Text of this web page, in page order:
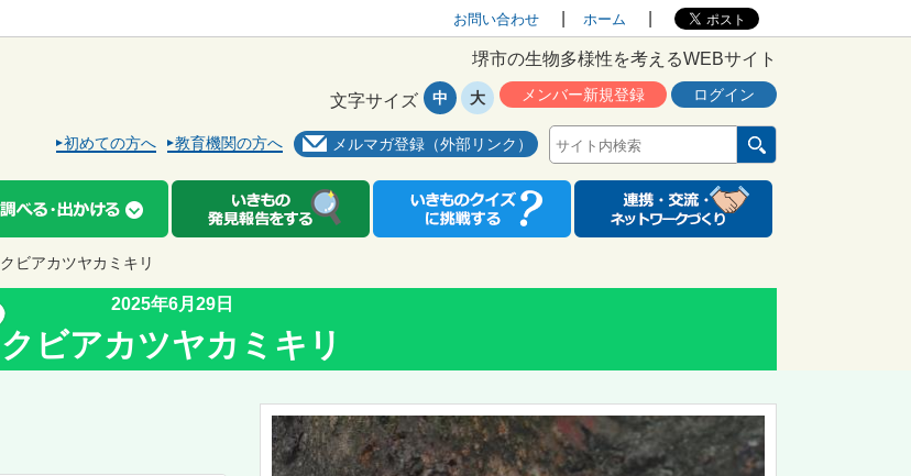
お問い合わせ ホーム
堺市の生物多様性を考えるWEBサイト
初めての方へ 教育機関の方へ メルマガ登録（外部リンク）
メンバー新規登録 ログイン
文字サイズ 中 大
クビアカツヤカミキリ
2025年6月29日
クビアカツヤカミキリ